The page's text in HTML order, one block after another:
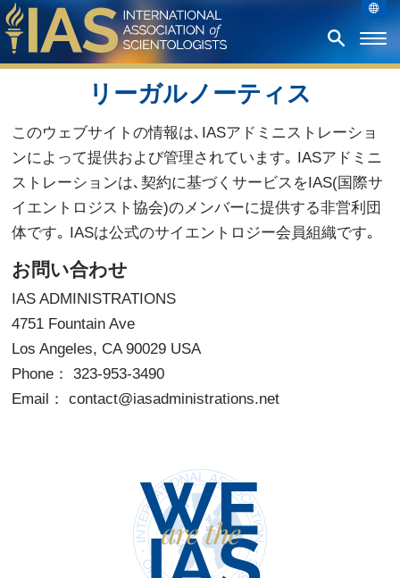
リーガルノーティス
このウェブサイトの情報は､IASアドミニストレーショ
ンによって提供および管理されています｡ IASアドミニ
ストレーションは､契約に基づくサービスをIAS(国際サ
イエントロジスト協会)のメンバーに提供する非営利団
体です｡ IASは公式のサイエントロジー会員組織です｡
お問い合わせ
IAS ADMINISTRATIONS
4751 Fountain Ave
Los Angeles, CA 90029 USA
Phone： 323-953-3490
Email： contact@iasadministrations.net